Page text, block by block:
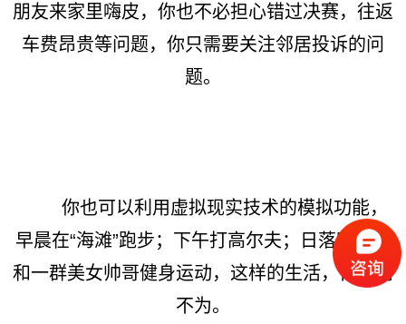
朋友来家里嗨皮，你也不必担心错过决赛，往返
车费昂贵等问题，你只需要关注邻居投诉的问
题。
你也可以利用虚拟现实技术的模拟功能，
早晨在“海滩”跑步；下午打高尔夫；日落时分，
和一群美女帅哥健身运动，这样的生活，何乐而
不为。